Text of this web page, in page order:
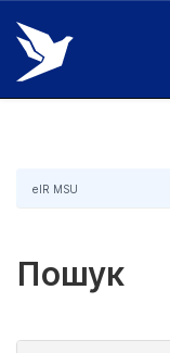
Skip
navigation
eIR MSU
Пошук